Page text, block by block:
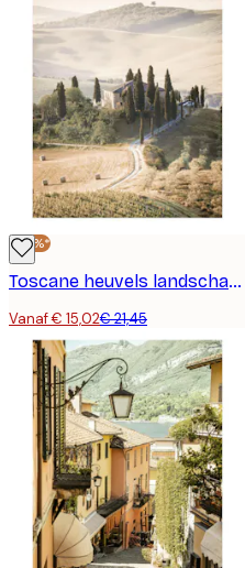
-30%*
Toscane heuvels landschap poster
Vanaf € 15,02€ 21,45